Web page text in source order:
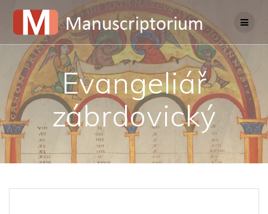
to
content
Evangeliář
zábrdovický